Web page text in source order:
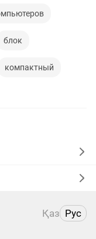
блок
компактный
Қаз Рус